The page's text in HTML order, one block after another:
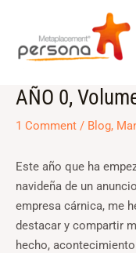
content
AÑO 0,
1 Comment / Blog,
Este año que ha
navideña de un anuncio
empresa cárnica, me
destacar y compartir
hecho,
Post